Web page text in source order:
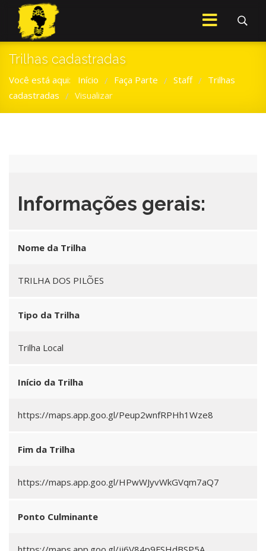
Trilhas cadastradas
Você está aqui: Início / Faça Parte / Staff / Trilhas
cadastradas / Visualizar
Informações gerais:
Nome da Trilha
TRILHA DOS PILÕES
Tipo da Trilha
Trilha Local
Início da Trilha
https://maps.app.goo.gl/Peup2wnfRPHh1Wze8
Fim da Trilha
https://maps.app.goo.gl/HPwWJyvWkGVqm7aQ7
Ponto Culminante